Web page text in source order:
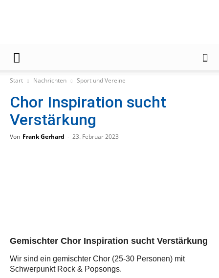
Zeitung
Start Nachrichten Sport und Vereine
Chor Inspiration sucht
Verstärkung
Von Frank Gerhard - 23. Februar 2023
Gemischter Chor Inspiration sucht Verstärkung
Wir sind ein gemischter Chor (25-30 Personen) mit
Schwerpunkt Rock & Popsongs.